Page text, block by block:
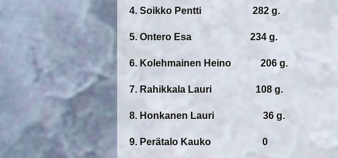
4. Soikko Pentti 282 g.
5. Ontero Esa 234 g.
6. Kolehmainen Heino 206 g.
7. Rahikkala Lauri 108 g.
8. Honkanen Lauri 36 g.
9. Perätalo Kauko 0